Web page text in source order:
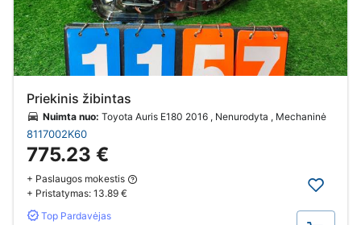
Priekinis žibintas
Nuimta nuo: Toyota Auris E180 2016 , Nenurodyta , Mechaninė
8117002K60
775.23 €
+ Paslaugos mokestis
+ Pristatymas: 13.89 €
Top Pardavėjas
Pirkti